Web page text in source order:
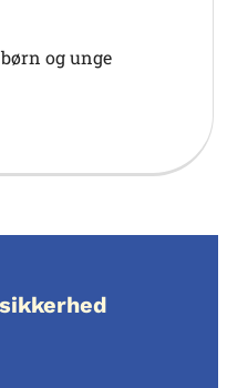
og unge